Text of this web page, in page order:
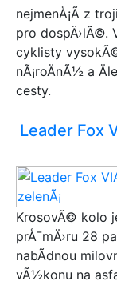
nejmenÅ¡Ã­ z
pro dospÄ›lÃ©.
cyklisty
nÃ¡roÄnÃ½ a
cesty.
Leader Fox
KrosovÃ© kolo
prÅ¯mÄ›ru 28
nabÃ­dnou
vÃ½konu na